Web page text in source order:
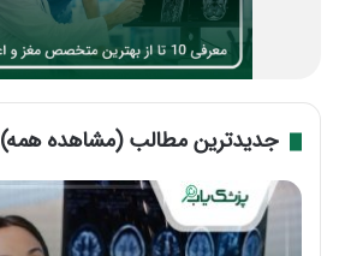
جدیدترین مطالب (مشاهده همه)